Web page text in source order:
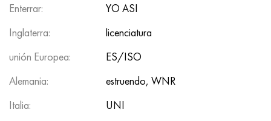
Enterrar:
YO ASI
Inglaterra:
licenciatura
unión Europea:
ES/ISO
Alemania:
estruendo, WNR
Italia:
UNI